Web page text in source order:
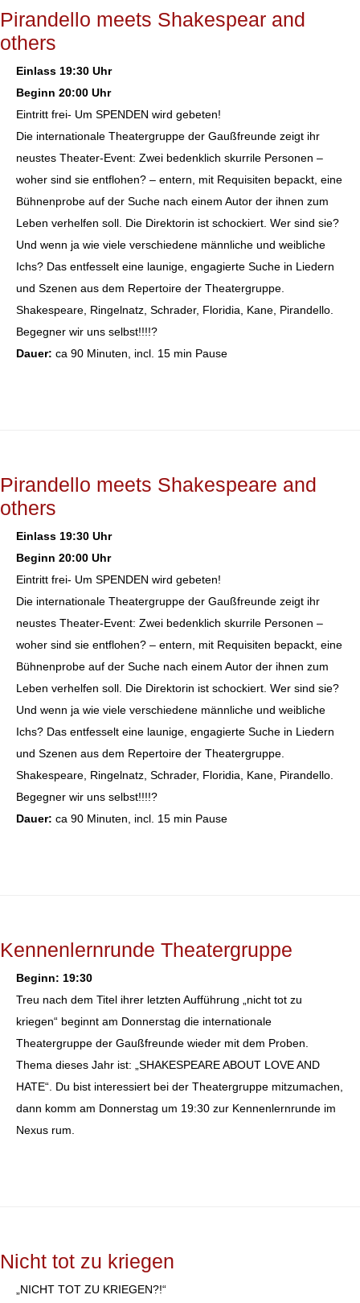
Pirandello meets Shakespear and
others
Einlass 19:30 Uhr
Beginn 20:00 Uhr
Eintritt frei- Um SPENDEN wird gebeten!
Die internationale Theatergruppe der Gaußfreunde zeigt ihr
neustes Theater-Event: Zwei bedenklich skurrile Personen –
woher sind sie entflohen? – entern, mit Requisiten bepackt, eine
Bühnenprobe auf der Suche nach einem Autor der ihnen zum
Leben verhelfen soll. Die Direktorin ist schockiert. Wer sind sie?
Und wenn ja wie viele verschiedene männliche und weibliche
Ichs? Das entfesselt eine launige, engagierte Suche in Liedern
und Szenen aus dem Repertoire der Theatergruppe.
Shakespeare, Ringelnatz, Schrader, Floridia, Kane, Pirandello.
Begegner wir uns selbst!!!!?
Dauer: ca 90 Minuten, incl. 15 min Pause
Pirandello meets Shakespeare and
others
Einlass 19:30 Uhr
Beginn 20:00 Uhr
Eintritt frei- Um SPENDEN wird gebeten!
Die internationale Theatergruppe der Gaußfreunde zeigt ihr
neustes Theater-Event: Zwei bedenklich skurrile Personen –
woher sind sie entflohen? – entern, mit Requisiten bepackt, eine
Bühnenprobe auf der Suche nach einem Autor der ihnen zum
Leben verhelfen soll. Die Direktorin ist schockiert. Wer sind sie?
Und wenn ja wie viele verschiedene männliche und weibliche
Ichs? Das entfesselt eine launige, engagierte Suche in Liedern
und Szenen aus dem Repertoire der Theatergruppe.
Shakespeare, Ringelnatz, Schrader, Floridia, Kane, Pirandello.
Begegner wir uns selbst!!!!?
Dauer: ca 90 Minuten, incl. 15 min Pause
Kennenlernrunde Theatergruppe
Beginn: 19:30
Treu nach dem Titel ihrer letzten Aufführung „nicht tot zu
kriegen“ beginnt am Donnerstag die internationale
Theatergruppe der Gaußfreunde wieder mit dem Proben.
Thema dieses Jahr ist: „SHAKESPEARE ABOUT LOVE AND
HATE“. Du bist interessiert bei der Theatergruppe mitzumachen,
dann komm am Donnerstag um 19:30 zur Kennenlernrunde im
Nexus rum.
Nicht tot zu kriegen
„NICHT TOT ZU KRIEGEN?!“